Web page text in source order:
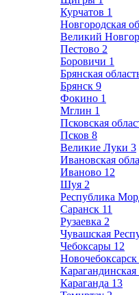
Курчатов 1
Новгородская
Великий
Пестово 2
Боровичи 1
Брянская
Брянск 9
Фокино 1
Мглин 1
Псковская
Псков 8
Великие Луки 3
Ивановская
Иваново 12
Шуя 2
Республика
Саранск 11
Рузаевка 2
Чувашская
Чебоксары 12
Новочебоксарск
Карагандинская
Караганда 13